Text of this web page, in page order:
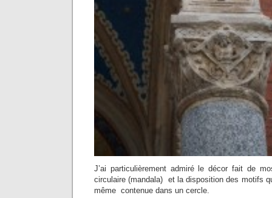
J’ai particulièrement admiré le décor fait de
circulaire (mandala) et la disposition des motifs
même contenue dans un cercle.